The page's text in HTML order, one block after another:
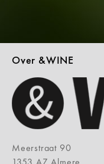
Over &WINE
Meerstraat 90